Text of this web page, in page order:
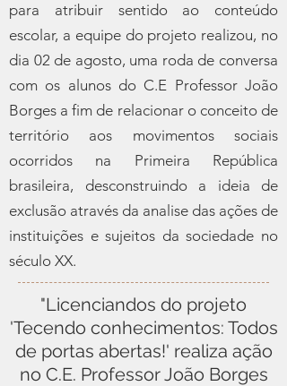
para atribuir sentido ao conteúdo
escolar, a equipe do projeto realizou, no
dia 02 de agosto, uma roda de conversa
com os alunos do C.E Professor João
Borges a fim de relacionar o conceito de
território aos movimentos sociais
ocorridos na Primeira República
brasileira, desconstruindo a ideia de
exclusão através da analise das ações de
instituições e sujeitos da sociedade no
século XX.
"Licenciandos do projeto
'Tecendo conhecimentos: Todos
de portas abertas!' realiza ação
no C.E. Professor João Borges